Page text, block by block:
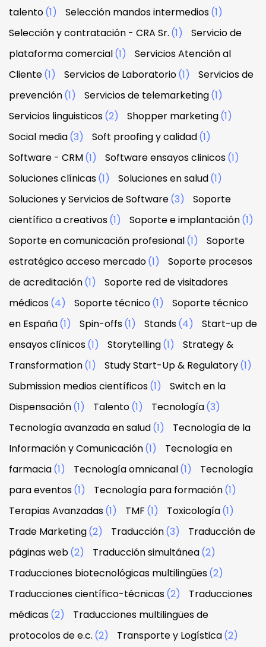
talento(1) Selección mandos intermedios(1)
Selección y contratación - CRA Sr. (1)
Servicio de
plataforma comercial(1)
Servicios Atención al
Cliente(1) Servicios de Laboratorio(1)
Servicios de
prevención(1) Servicios de telemarketing(1)
Servicios linguisticos(2) Shopper marketing(1)
Social media(3) Soft proofing y calidad(1)
Software - CRM(1) Software ensayos clinicos(1)
Soluciones clínicas(1) Soluciones en salud(1)
Soluciones y Servicios de Software(3)
Soporte
científico a creativos(1) Soporte e implantación(1)
Soporte en comunicación profesional(1)
Soporte
estratégico acceso mercado(1)
Soporte procesos
de acreditación(1)
Soporte red de visitadores
médicos(4) Soporte técnico(1)
Soporte técnico
en España(1) Spin-offs(1) Stands(4)
Start-up de
ensayos clínicos(1) Storytelling(1)
Strategy &
Transformation(1) Study Start-Up & Regulatory(1)
Submission medios científicos(1)
Switch en la
Dispensación(1) Talento(1) Tecnología(3)
Tecnología avanzada en salud(1)
Tecnología de la
Información y Comunicación(1)
Tecnología en
farmacia(1) Tecnología omnicanal(1)
Tecnología
para eventos(1) Tecnología para formación(1)
Terapias Avanzadas(1) TMF (1) Toxicología(1)
Trade Marketing(2) Traducción(3)
Traducción de
páginas web(2) Traducción simultánea(2)
Traducciones biotecnológicas multilingües(2)
Traducciones científico-técnicas(2)
Traducciones
médicas(2)
Traducciones multilingües de
protocolos de e.c. (2) Transporte y Logística(2)